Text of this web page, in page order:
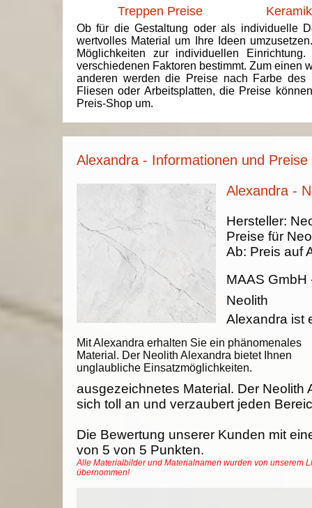
Treppen Preise
Ob für die Gestaltung oder als individuelle
wertvolles Material um Ihre Ideen
Möglichkeiten zur individuellen
verschiedenen Faktoren bestimmt. Zum einen
anderen werden die Preise nach Farbe des
Fliesen oder Arbeitsplatten, die Preise
Preis-Shop um.
Alexandra - Informationen und Preise
Alexandra -
Mit Alexandra erhalten Sie ein phänomenales
Material. Der Neolith Alexandra bietet Ihnen
unglaubliche Einsatzmöglichkeiten.
Hersteller:
Preise für
Ab: Preis auf
MAAS GmbH
Neolith
Alexandra ist
ausgezeichnetes Material. Der Neolith
sich toll an und verzaubert jeden
Die Bewertung unserer Kunden mit
von 5 von 5 Punkten.
Alle Materialbilder und Materialnamen wurden von unserem
übernommen!